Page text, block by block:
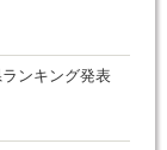
ランキング発表